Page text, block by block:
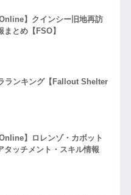
】クインシー旧地再訪
とめ【FSO】
ランキング【Fallout Shelter
】ロレンゾ・カボット
タッチメント・スキル情報